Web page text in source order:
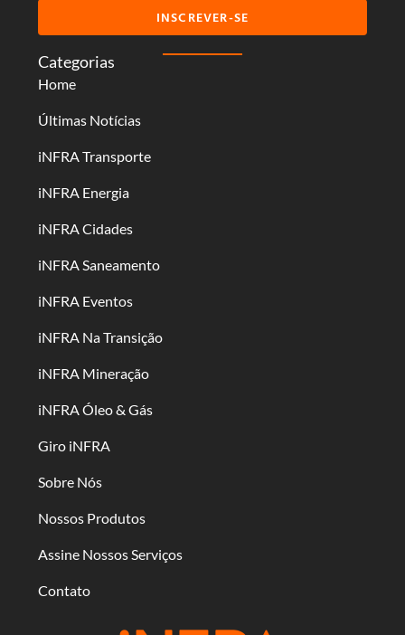
Categorias
Home
Últimas Notícias
iNFRA Transporte
iNFRA Energia
iNFRA Cidades
iNFRA Saneamento
iNFRA Eventos
iNFRA Na Transição
iNFRA Mineração
iNFRA Óleo & Gás
Giro iNFRA
Sobre Nós
Nossos Produtos
Assine Nossos Serviços
Contato
INSCREVER-SE